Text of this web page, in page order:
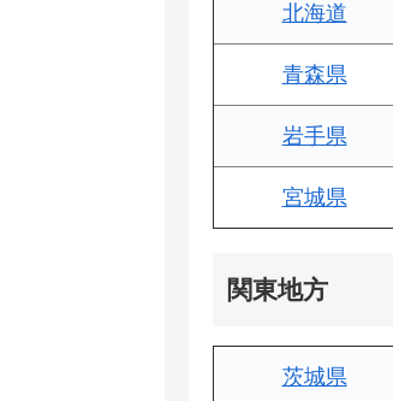
北海道
青森県
岩手県
宮城県
関東地方
茨城県